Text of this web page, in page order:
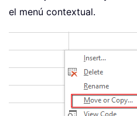
el menú contextual.